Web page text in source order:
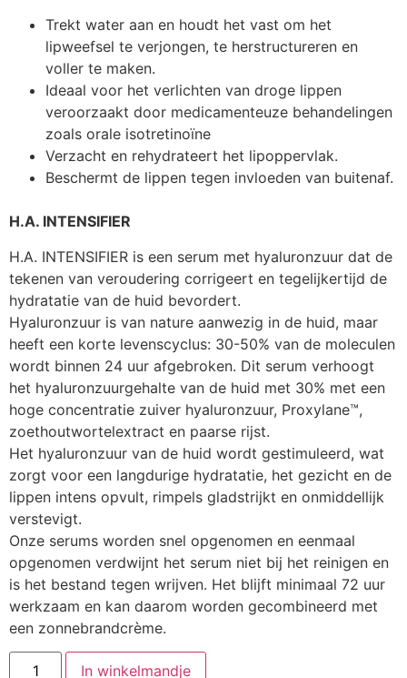
Trekt water aan en houdt het vast om het
lipweefsel te verjongen, te herstructureren en
voller te maken.
Ideaal voor het verlichten van droge lippen
veroorzaakt door medicamenteuze behandelingen
zoals orale isotretinoïne
Verzacht en rehydrateert het lipoppervlak.
Beschermt de lippen tegen invloeden van buitenaf.
H.A. INTENSIFIER
H.A. INTENSIFIER is een serum met hyaluronzuur dat de
tekenen van veroudering corrigeert en tegelijkertijd de
hydratatie van de huid bevordert.
Hyaluronzuur is van nature aanwezig in de huid, maar
heeft een korte levenscyclus: 30-50% van de moleculen
wordt binnen 24 uur afgebroken. Dit serum verhoogt
het hyaluronzuurgehalte van de huid met 30% met een
hoge concentratie zuiver hyaluronzuur, Proxylane™,
zoethoutwortelextract en paarse rijst.
Het hyaluronzuur van de huid wordt gestimuleerd, wat
zorgt voor een langdurige hydratatie, het gezicht en de
lippen intens opvult, rimpels gladstrijkt en onmiddellijk
verstevigt.
Onze serums worden snel opgenomen en eenmaal
opgenomen verdwijnt het serum niet bij het reinigen en
is het bestand tegen wrijven. Het blijft minimaal 72 uur
werkzaam en kan daarom worden gecombineerd met
een zonnebrandcrème.
Lipcontouren
Routine
In winkelmandje